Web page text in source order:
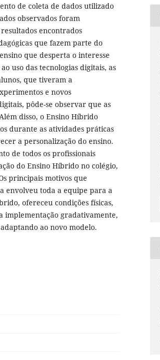
de coleta de dados utilizado
observados foram
encontrados
que fazem parte do
que desperta o interesse
uso das tecnologias digitais, as
que tiveram a
e novos
pôde-se observar que as
disso, o Ensino Híbrido
durante as atividades práticas
a personalização do ensino.
de todos os profissionais
do Ensino Híbrido no colégio,
principais motivos que
envolveu toda a equipe para a
ofereceu condições físicas,
implementação gradativamente,
ao novo modelo.